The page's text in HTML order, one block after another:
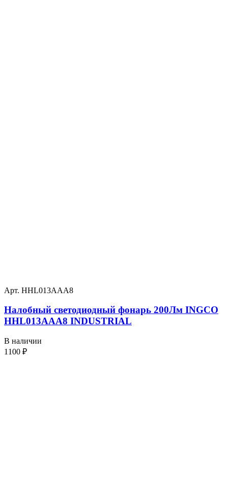
Арт. HHL013AAA8
Налобный светодиодный фонарь 200Лм INGCO
HHL013AAA8 INDUSTRIAL
В наличии
1100 ₽